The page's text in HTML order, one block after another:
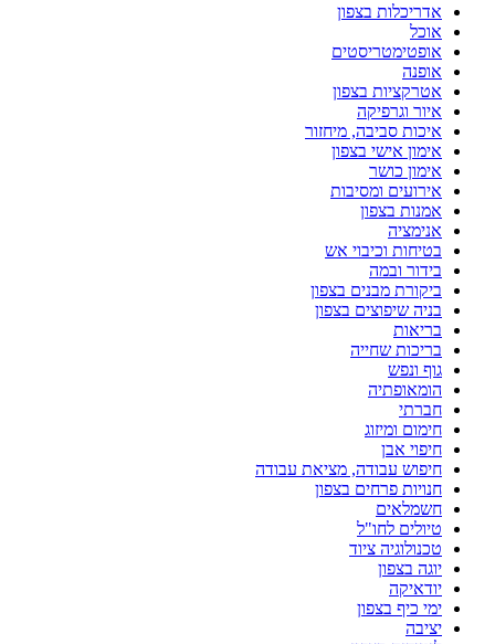
אדריכלות בצפון
אוכל
אופטימטריסטים
אופנה
אטרקציות בצפון
איור וגרפיקה
איכות סביבה, מיחזור
אימון אישי בצפון
אימון כושר
אירועים ומסיבות
אמנות בצפון
אנימציה
בטיחות וכיבוי אש
בידור ובמה
ביקורת מבנים בצפון
בניה שיפוצים בצפון
בריאות
בריכות שחייה
גוף ונפש
הומאופתיה
חברתי
חימום ומיזוג
חיפוי אבן
חיפוש עבודה, מציאת עבודה
חנויות פרחים בצפון
חשמלאים
טיולים לחו"ל
טכנולוגיה ציוד
יוגה בצפון
יודאיקה
ימי כיף בצפון
יציבה